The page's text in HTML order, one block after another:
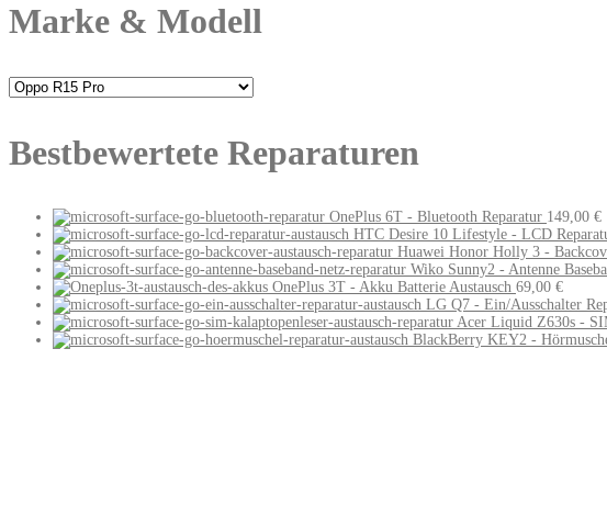
Marke & Modell
Bestbewertete Reparaturen
OnePlus 6T - Bluetooth Reparatur 149,00 €
HTC Desire 10 Lifestyle - LCD
Huawei Honor Holly 3 -
Wiko Sunny2 - Antenne
OnePlus 3T - Akku Batterie Austausch 69,00 €
LG Q7 - Ein/Ausschalter
Acer Liquid Z630s -
BlackBerry KEY2 -